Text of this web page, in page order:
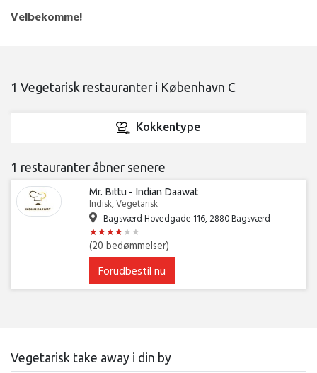
Velbekomme!
1 Vegetarisk restauranter i København C
Kokkentype
1 restauranter åbner senere
Mr. Bittu - Indian Daawat
Indisk, Vegetarisk
Bagsværd Hovedgade 116, 2880 Bagsværd
★★★★★★
★★★★★★
(20 bedømmelser)
Forudbestil nu
Vegetarisk take away i din by